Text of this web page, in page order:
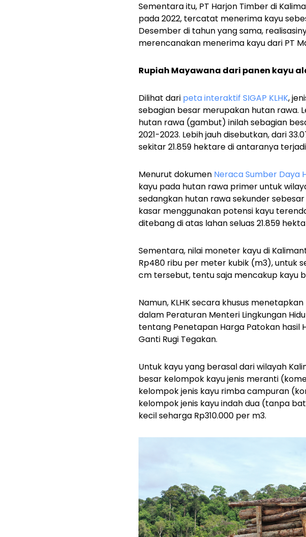
Sementara itu, PT Harjon Timber di
pada 2022, tercatat menerima kayu
Desember di tahun yang sama,
merencanakan menerima kayu dari PT
Rupiah Mayawana dari panen kayu
Dilihat dari peta interaktif SIGAP KLHK,
sebagian besar merupakan hutan rawa.
hutan rawa (gambut) inilah sebagian
2021-2023. Lebih jauh disebutkan, dari
sekitar 21.859 hektare di antaranya
Menurut dokumen Neraca Sumber Daya
kayu pada hutan rawa primer untuk
sedangkan hutan rawa sekunder
kasar menggunakan potensi kayu
ditebang di atas lahan seluas 21.859
Sementara, nilai moneter kayu di
Rp480 ribu per meter kubik (m3), untuk
cm tersebut, tentu saja mencakup kayu
Namun, KLHK secara khusus
dalam Peraturan Menteri Lingkungan
tentang Penetapan Harga Patokan hasil
Ganti Rugi Tegakan.
Untuk kayu yang berasal dari wilayah
besar kelompok kayu jenis meranti
kelompok jenis kayu rimba campuran
kelompok jenis kayu indah dua (tanpa
kecil seharga Rp310.000 per m3.